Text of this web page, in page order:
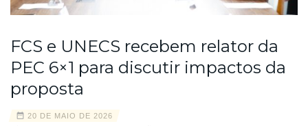
FCS e UNECS recebem relator da
PEC 6×1 para discutir impactos da
proposta
20 DE MAIO DE 2026